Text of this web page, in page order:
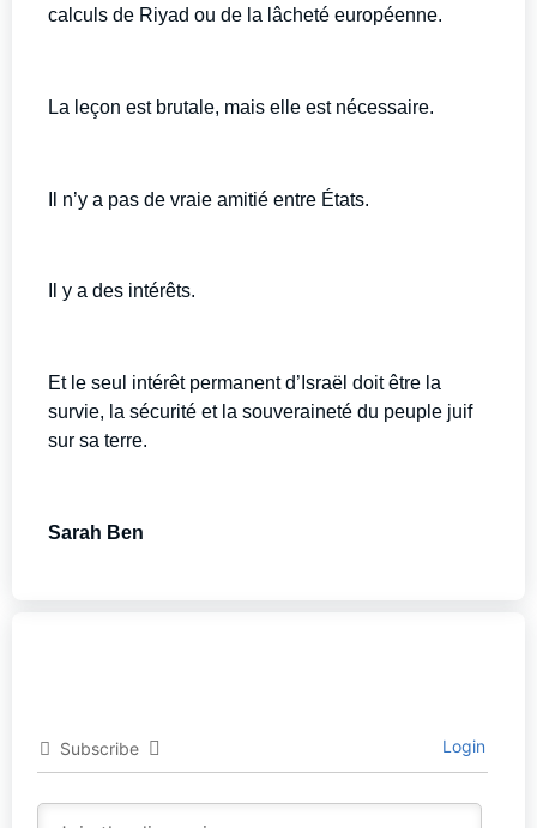
calculs de Riyad ou de la lâcheté européenne.
La leçon est brutale, mais elle est nécessaire.
Il n’y a pas de vraie amitié entre États.
Il y a des intérêts.
Et le seul intérêt permanent d’Israël doit être la
survie, la sécurité et la souveraineté du peuple juif
sur sa terre.
Sarah Ben
Subscribe Login